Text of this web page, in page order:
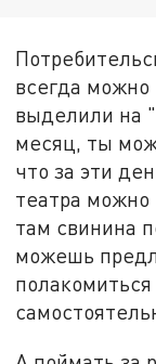
всегда можно
выделили на
месяц, ты
что за эти
театра можно
там свинина
можешь